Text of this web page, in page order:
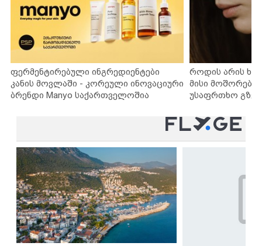
ფერმენტირებული ინგრედიენტები
კანის მოვლაში - კორეული ინოვაციური
ბრენდი Manyo საქართველოშია
როდის არის
მისი
უსაფრთხო